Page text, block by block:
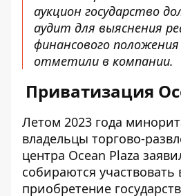
аукцион государство
аудит для выяснения
финансового
отметили в компании.
Приватизация
Летом 2023 года
владельцы торгово-
центра Ocean Plaza
собираются участвовать
приобретение